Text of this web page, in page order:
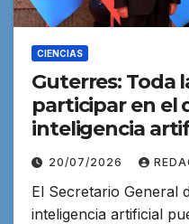
CIENCIAS
Guterres: Toda
participar en el
inteligencia
pocas
20/07/2026
El Secretario General
inteligencia artificial